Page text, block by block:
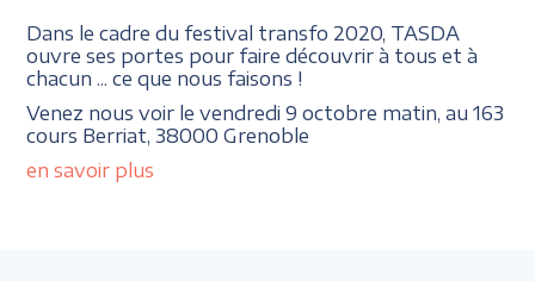
Dans le cadre du festival transfo 2020, TASDA
ouvre ses portes pour faire découvrir à tous et à
chacun ... ce que nous faisons !
Venez nous voir le vendredi 9 octobre matin, au 163
cours Berriat, 38000 Grenoble
en savoir plus